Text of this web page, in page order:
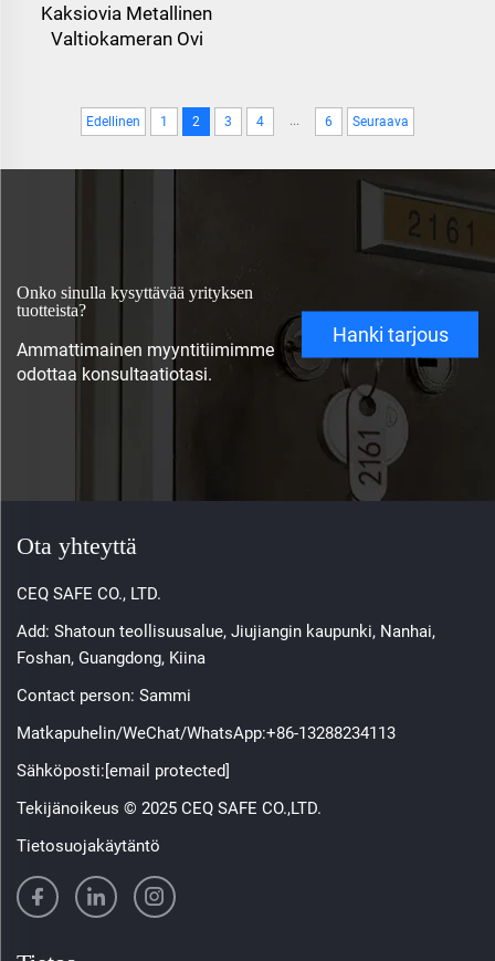
Kaksiovia Metallinen
Valtiokameran Ovi
Edellinen 1 2 3 4 ... 6 Seuraava
Onko sinulla kysyttävää yrityksen
tuotteista?
Ammattimainen myyntitiimimme
odottaa konsultaatiotasi.
Hanki tarjous
Ota yhteyttä
CEQ SAFE CO., LTD.
Add: Shatoun teollisuusalue, Jiujiangin kaupunki, Nanhai,
Foshan, Guangdong, Kiina
Contact person: Sammi
Matkapuhelin/WeChat/WhatsApp:+86-13288234113
Sähköposti:[email protected]
Tekijänoikeus © 2025 CEQ SAFE CO.,LTD.
Tietosuojakäytäntö